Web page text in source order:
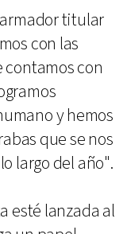
titular
con las
con
y hemos
que se nos
largo del año".
esté lanzada al